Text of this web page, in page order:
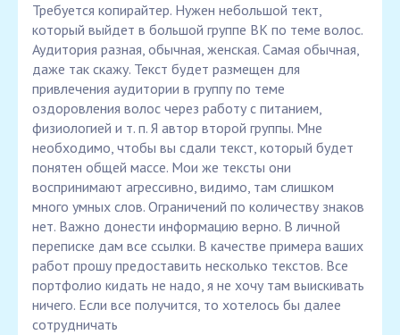
Требуется копирайтер. Нужен небольшой тект,
который выйдет в большой группе ВК по теме волос.
Аудитория разная, обычная, женская. Самая обычная,
даже так скажу. Текст будет размещен для
привлечения аудитории в группу по теме
оздоровления волос через работу с питанием,
физиологией и т. п. Я автор второй группы. Мне
необходимо, чтобы вы сдали текст, который будет
понятен общей массе. Мои же тексты они
воспринимают агрессивно, видимо, там слишком
много умных слов. Ограничений по количеству знаков
нет. Важно донести информацию верно. В личной
переписке дам все ссылки. В качестве примера ваших
работ прошу предоставить несколько текстов. Все
портфолио кидать не надо, я не хочу там выискивать
ничего. Если все получится, то хотелось бы далее
сотрудничать